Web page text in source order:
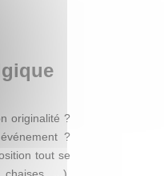
originalité ?
?
tout se